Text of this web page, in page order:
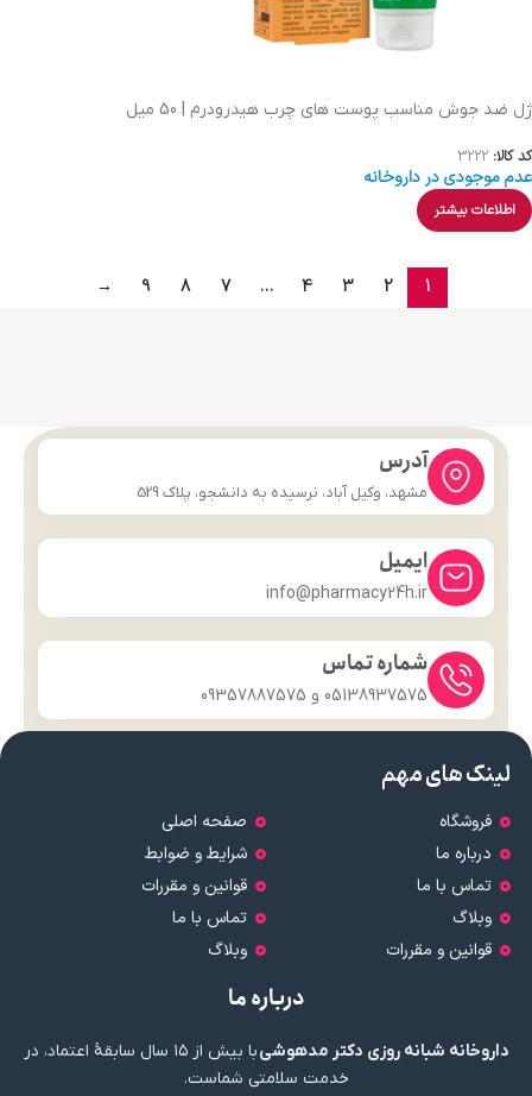
ژل ضد جوش مناسب پوست های چرب هیدرودرم | 50 میل
کد کالا: 3222
عدم موجودی در داروخانه
اطلاعات بیشتر
1
2
3
4
…
7
8
9
→
آدرس
مشهد، وکیل آباد، نرسیده به دانشجو، پلاک 529
ایمیل
info@pharmacy24h.ir
شماره تماس
05138937575 و 09357887575
لینک های مهم
فروشگاه
درباره ما
تماس با ما
وبلاگ
قوانین و مقررات
صفحه اصلی
شرایط و ضوابط
قوانین و مقررات
تماس با ما
وبلاگ
درباره ما
داروخانه شبانه روزی دکتر مدهوشی
با بیش از ۱۵ سال سابقهٔ اعتماد، در
خدمت سلامتی شماست.